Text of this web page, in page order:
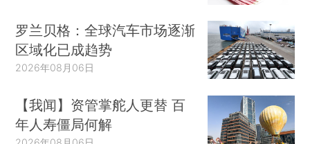
罗兰贝格：全球汽车市场逐渐
区域化已成趋势
2026年08月06日
【我闻】资管掌舵人更替 百
年人寿僵局何解